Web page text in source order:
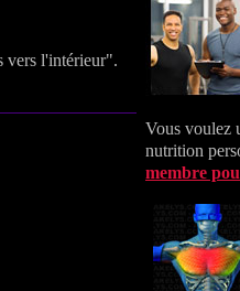
Vous voulez
nutrition
membre
vers l'intérieur".